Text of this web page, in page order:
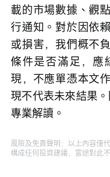
載的市場數據、觀
行通知。對於因依
或損害，我們概不
條件是否滿足，應
現，不應單憑本文
現不代表未來結果
專業解讀。
風險及免責聲明：以上內容僅
構成任何投資建議，富途對此